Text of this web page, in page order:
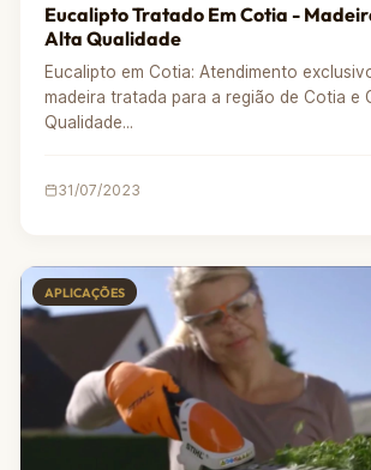
Eucalipto Tratado Em Cotia -
Alta Qualidade
Eucalipto em Cotia: Atendimento
madeira tratada para a região de Cotia e
Qualidade...
31/07/2023
APLICAÇÕES